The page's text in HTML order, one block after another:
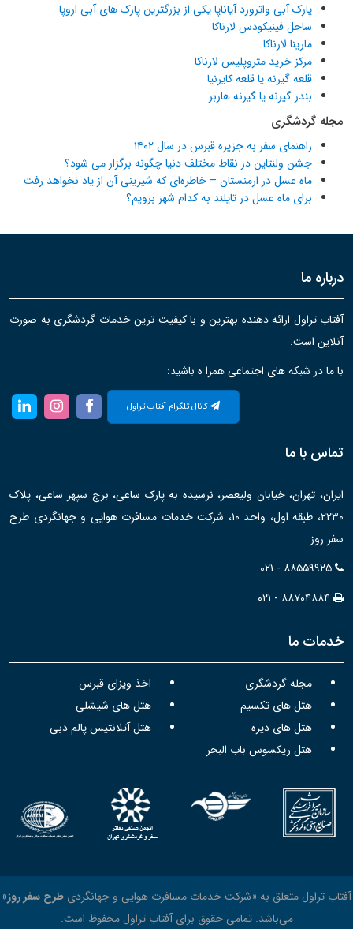
پارک آبی واترورد آیاناپا یکی از بزرگترین پارک های آبی اروپا
ساحل فینیکودس لارناکا
مارینا لارناکا
مرکز خرید متروپلیس لارناکا
قلعه گیرنه یا قلعه کایرنیا
بندر گیرنه یا گیرنه هاربر
مجله گردشگری
راهنمای سفر به جزیره قبرس در سال ۱۴۰۲
جشن ولنتاین در نقاط مختلف دنیا چگونه برگزار می شود؟
ماه عسل در ارمنستان – خاطره‌ای که شیرینی آن از یاد نخواهد رفت
برای ماه عسل در تایلند به کدام شهر برویم؟
درباره ما
آفتاب تراول ارائه دهنده بهترین و با کیفیت ترین خدمات گردشگری به صورت
آنلاین است.
با ما در شبکه های اجتماعی همرا ه باشید:
کانال تلگرام آفتاب تراول
تماس با ما
ایران، تهران، خیابان ولیعصر، نرسیده به پارک ساعی، برج سپهر ساعی، پلاک
۲۲۳۰، طبقه اول، واحد ۱۰، شرکت خدمات مسافرت هوایی و جهانگردی طرح
سفر روز
۰۲۱ - ۸۸۵۵۹۹۲۵
۰۲۱ - ۸۸۷۰۴۸۸۴
خدمات ما
مجله گردشگری
اخذ ویزای قبرس
هتل های تکسیم
هتل های شیشلی
هتل های دیره
هتل آتلانتیس پالم دبی
هتل ریکسوس باب البحر
آفتاب تراول متعلق به «شرکت خدمات مسافرت هوایی و جهانگردی طرح سفر روز»
می‌باشد. تمامی حقوق برای آفتاب تراول محفوظ است.